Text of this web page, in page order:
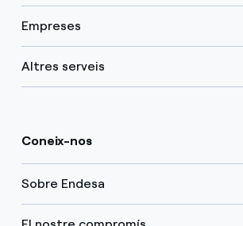
Empreses
Altres serveis
Coneix-nos
Sobre Endesa